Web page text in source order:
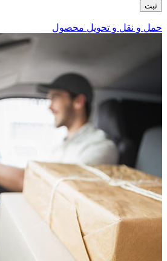
حمل و نقل و تحویل محصول